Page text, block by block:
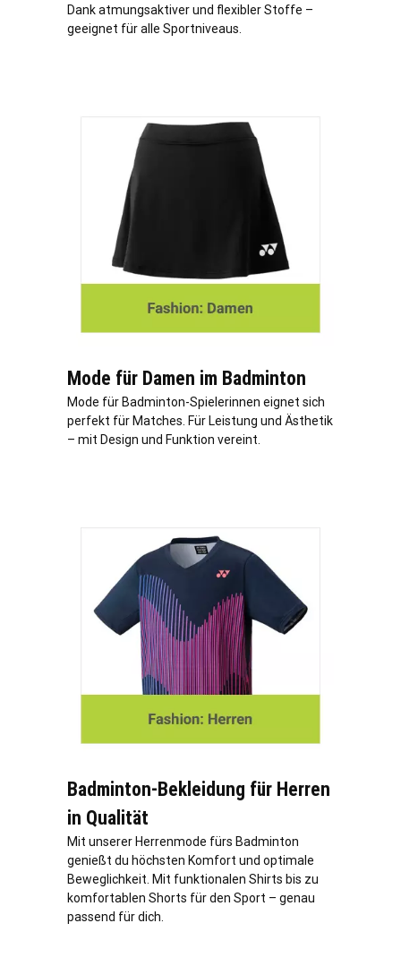
Dank atmungsaktiver und flexibler Stoffe –
geeignet für alle Sportniveaus.
Mode für Damen im Badminton
Mode für Badminton-Spielerinnen eignet sich
perfekt für Matches. Für Leistung und Ästhetik
– mit Design und Funktion vereint.
Badminton-Bekleidung für Herren
in Qualität
Mit unserer Herrenmode fürs Badminton
genießt du höchsten Komfort und optimale
Beweglichkeit. Mit funktionalen Shirts bis zu
komfortablen Shorts für den Sport – genau
passend für dich.